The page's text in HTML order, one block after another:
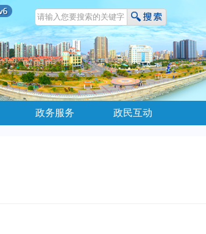
政务服务 政民互动